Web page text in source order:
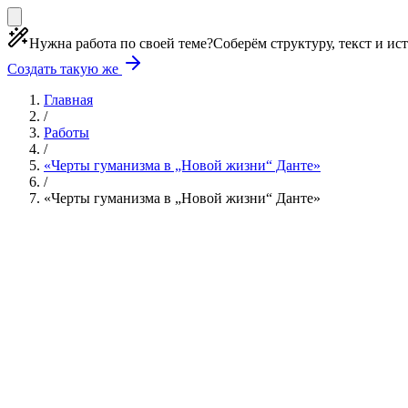
Нужна работа по своей теме?Соберём структуру, текст и
Создать такую же
Главная
/
Работы
/
«Черты гуманизма в „Новой жизни“ Данте»
/
«Черты гуманизма в „Новой жизни“ Данте»